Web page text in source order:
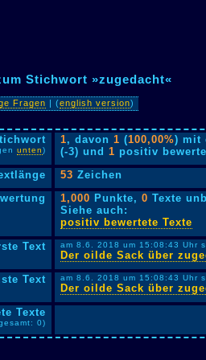
Stichwort »zugedacht«
Fragen | (english version)
unten)
1, davon1 (100,00%) mit
(-3) und1 positiv
53 Zeichen
1,000 Punkte,0 Texte
Siehe auch:
positiv bewertete Texte
Text
am 8.6. 2018 um 15:08:43 Uhr
Der oilde Sack über
Text
am 8.6. 2018 um 15:08:43 Uhr
Der oilde Sack über
Texte
0)